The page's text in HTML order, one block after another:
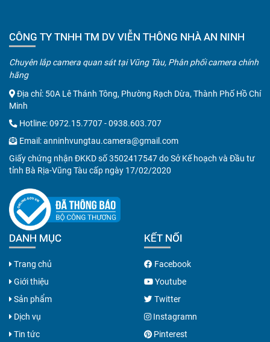
CÔNG TY TNHH TM DV VIỄN THÔNG NHÀ AN NINH
Chuyên lắp camera quan sát tại Vũng Tàu, Phân phối camera chính
hãng
Địa chỉ: 50A Lê Thánh Tông, Phường Rạch Dừa, Thành Phố Hồ Chí
Minh
Hotline:0972.15.7707-0938.603.707
Email:anninhvungtau.camera@gmail.com
Giấy chứng nhận ĐKKD số 3502417547 do Sở Kế hoạch và Đầu tư
tỉnh Bà Rịa-Vũng Tàu cấp ngày 17/02/2020
DANH MỤC
Trang chủ
Giới thiệu
Sản phẩm
Dịch vụ
Tin tức
KẾT NỐI
Facebook
Youtube
Twitter
Instagramn
Pinterest